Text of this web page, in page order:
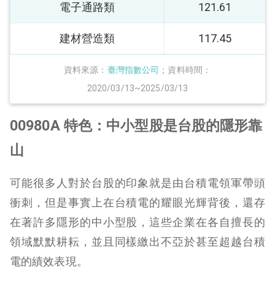
資料來源： 臺灣指數公司 ；資料時間：
2020/03/13~2025/03/13
電子通路類 121.61
建材營造類 117.45
00980A 特色：中小型股是台股的隱形靠
山
可能很多人對於台股的印象就是由台積電領軍帶頭
衝刺，但是事實上在台積電的耀眼光輝背後，還存
在著許多隱形的中小型股，這些企業在各自擅長的
領域默默耕耘，並且同樣繳出不亞於甚至超越台積
電的績效表現。